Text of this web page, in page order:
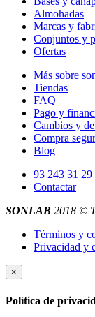
Almohadas
Marcas y
Conjuntos y
Ofertas
Más sobre
Tiendas
FAQ
Pago y
Cambios y
Compra
Blog
93 243 31
Contactar
SONLAB 2018 ©
Términos y
Privacidad y
×
Política de